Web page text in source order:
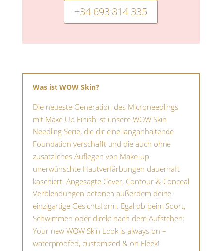
+34 693 814 335
Was ist WOW Skin?
Die neueste Generation des Microneedlings
mit Make Up Finish ist unsere WOW Skin
Needling Serie, die dir eine langanhaltende
Foundation verschafft und die auch ohne
zusätzliches Auflegen von Make-up
unerwünschte Hautverfärbungen dauerhaft
kaschiert. Angesagte Cover, Contour & Conceal
Verblendungen betonen außerdem deine
einzigartige Gesichtsform. Egal ob beim Sport,
Schwimmen oder direkt nach dem Aufstehen:
Your new WOW Skin Look is always on –
waterproofed, customized & on Fleek!